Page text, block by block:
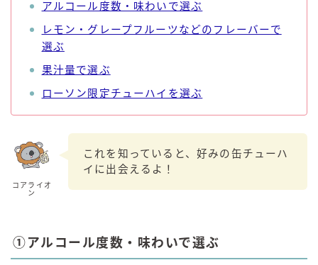
アルコール度数・味わいで選ぶ
レモン・グレープフルーツなどのフレーバーで
選ぶ
果汁量で選ぶ
ローソン限定チューハイを選ぶ
コアライオ
ン
これを知っていると、好みの缶チューハ
イに出会えるよ！
①アルコール度数・味わいで選ぶ